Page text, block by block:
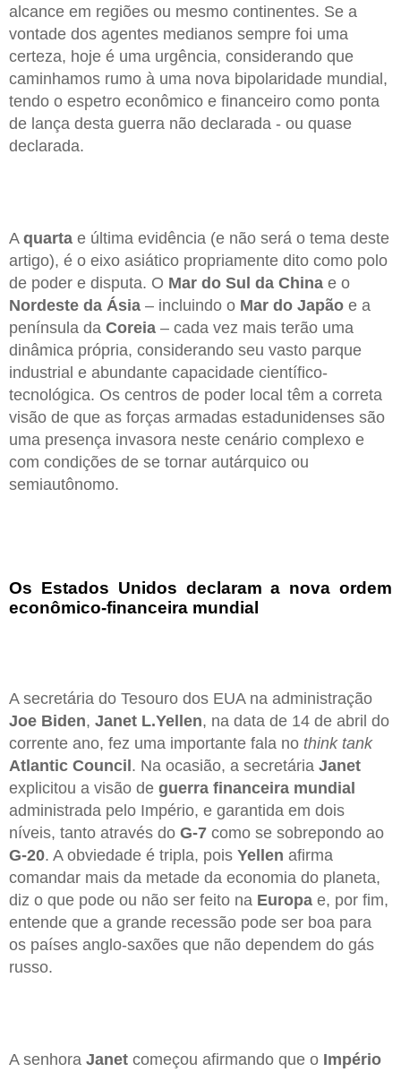
alcance em regiões ou mesmo continentes. Se a
vontade dos agentes medianos sempre foi uma
certeza, hoje é uma urgência, considerando que
caminhamos rumo à uma nova bipolaridade mundial,
tendo o espetro econômico e financeiro como ponta
de lança desta guerra não declarada - ou quase
declarada.
A quarta e última evidência (e não será o tema deste
artigo), é o eixo asiático propriamente dito como polo
de poder e disputa. O Mar do Sul da China e o
Nordeste da Ásia – incluindo o Mar do Japão e a
península da Coreia – cada vez mais terão uma
dinâmica própria, considerando seu vasto parque
industrial e abundante capacidade científico-
tecnológica. Os centros de poder local têm a correta
visão de que as forças armadas estadunidenses são
uma presença invasora neste cenário complexo e
com condições de se tornar autárquico ou
semiautônomo.
Os Estados Unidos declaram a nova ordem
econômico-financeira mundial
A secretária do Tesouro dos EUA na administração
Joe Biden, Janet L.Yellen, na data de 14 de abril do
corrente ano, fez uma importante fala no think tank
Atlantic Council. Na ocasião, a secretária Janet
explicitou a visão de guerra financeira mundial
administrada pelo Império, e garantida em dois
níveis, tanto através do G-7 como se sobrepondo ao
G-20. A obviedade é tripla, pois Yellen afirma
comandar mais da metade da economia do planeta,
diz o que pode ou não ser feito na Europa e, por fim,
entende que a grande recessão pode ser boa para
os países anglo-saxões que não dependem do gás
russo.
A senhora Janet começou afirmando que o Império